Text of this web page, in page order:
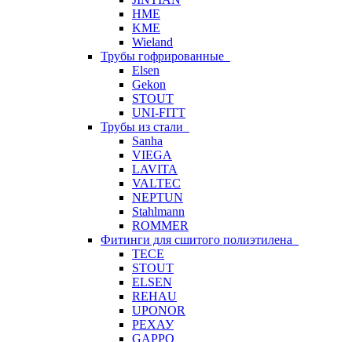
HME
KME
Wieland
Трубы гофрированные
Elsen
Gekon
STOUT
UNI-FITT
Трубы из стали
Sanha
VIEGA
LAVITA
VALTEC
NEPTUN
Stahlmann
ROMMER
Фитинги для сшитого полиэтилена
TECE
STOUT
ELSEN
REHAU
UPONOR
РЕХАУ
GAPPO